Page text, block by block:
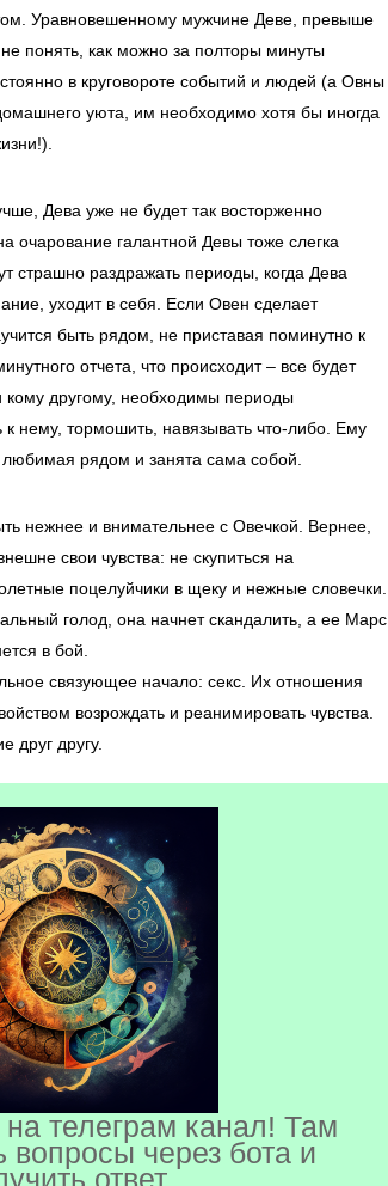
Уравновешенному мужчине Деве, превыше
понять, как можно за полторы минуты
в круговороте событий и людей (а Овны
уюта, им необходимо хотя бы иногда
Дева уже не будет так восторженно
очарование галантной Девы тоже слегка
страшно раздражать периоды, когда Дева
уходит в себя. Если Овен сделает
быть рядом, не приставая поминутно к
отчета, что происходит – все будет
другому, необходимы периоды
к нему, тормошить, навязывать что-либо. Ему
любимая рядом и занята сама собой.
нежнее и внимательнее с Овечкой. Вернее,
свои чувства: не скупиться на
поцелуйчики в щеку и нежные словечки.
голод, она начнет скандалить, а ее Марс,
в бой.
связующее начало: секс. Их отношения
возрождать и реанимировать чувства.
друг другу.
телеграм канал! Там
вопросы через бота и
ответ.